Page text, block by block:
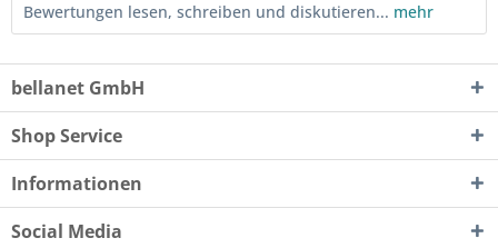
Bewertungen lesen, schreiben und diskutieren... mehr
bellanet GmbH
Shop Service
Informationen
Social Media